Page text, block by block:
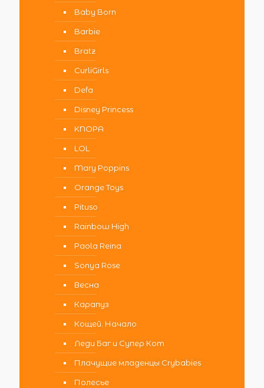
Baby Born
Barbie
Bratz
CurliGirls
Defa
Disney Princess
KNOPA
LOL
Mary Poppins
Orange Toys
Pituso
Rainbow High
Paola Reina
Sonya Rose
Весна
Карапуз
Кощей. Начало
Леди Баг и Супер Кот
Плачущие младенцы Crybabies
Полесье